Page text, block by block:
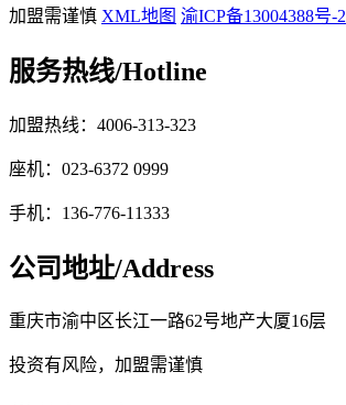
加盟需谨慎 XML地图 渝ICP备13004388号-2
服务热线/Hotline
加盟热线：4006-313-323
座机：023-6372 0999
手机：136-776-11333
公司地址/Address
重庆市渝中区长江一路62号地产大厦16层
投资有风险，加盟需谨慎